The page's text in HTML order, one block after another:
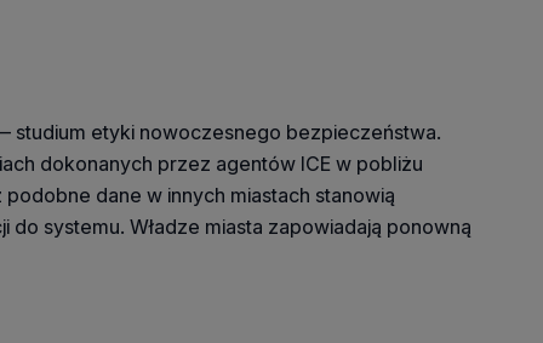
studium etyki nowoczesnego bezpieczeństwa.
dokonanych przez agentów ICE w pobliżu
dane w innych miastach stanowią
systemu. Władze miasta zapowiadają ponowną